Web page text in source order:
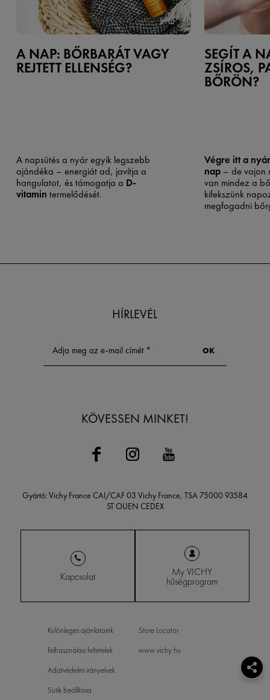
A NAP: BŐRBARÁT VAGY
REJTETT ELLENSÉG?
A napsütés a nyár egyik legszebb
ajándéka – energiát ad, javítja a
hangulatot, és támogatja a D-
vitamin termelődését.
SEGÍT A
ZSÍROS,
BŐRÖN?
Végre itt a
nap– de vajon
van mindez a
kifekszünk
megfogadni
serkenti a
HÍRLEVÉL
KÖVESSEN MINKET!
Gyártó: Vichy France CAI/CAF 03 Vichy France, TSA 75000 93584
ST OUEN CEDEX
Kapcsolat My VICHY
hűségprogram
Különleges ajánlataink
Felhasználási feltételek
Adatvédelmi irányelvek
Sütik beállítása
Store Locator
www.vichy.hu